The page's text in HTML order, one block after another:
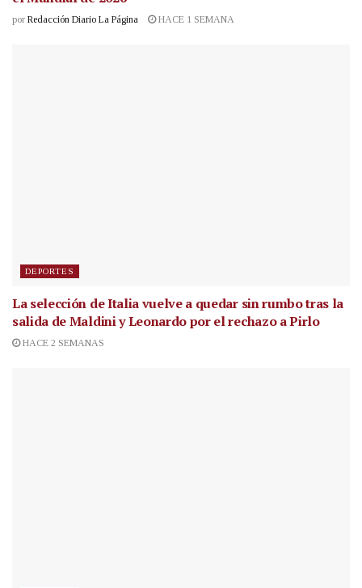
por Redacción Diario La Página HACE 1 SEMANA
DEPORTES
La selección de Italia vuelve a quedar sin rumbo tras la
salida de Maldini y Leonardo por el rechazo a Pirlo
HACE 2 SEMANAS